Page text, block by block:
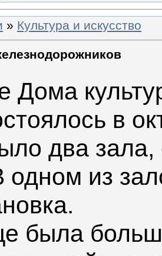
» Культура и искусство
Дома
в
два зала,
одном из
была